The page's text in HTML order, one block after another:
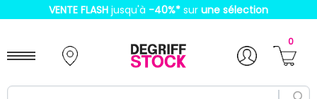
VENTE FLASH jusqu'à -40%* sur une sélection
0